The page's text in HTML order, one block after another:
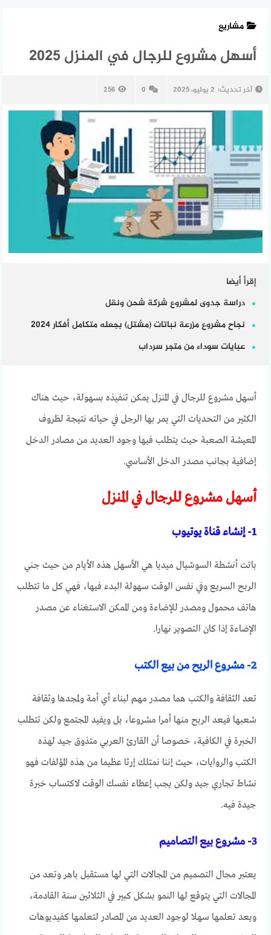
مشاريع
أسهل مشروع للرجال في المنزل 2025
آخر تحديث: 2 يوليو، 2025 0
256
إقرأ أيضا
دراسة جدوى لمشروع شركة شحن ونقل
نجاح مشروع مزرعة نباتات (مشتل) بجعله متكامل أفكار 2024
عبايات سوداء من متجر سرداب
أسهل مشروع للرجال في المنزل يمكن تنفيذه بسهولة، حيث هناك
الكثير من التحديات التي يمر بها الرجل في حياته نتيجة لظروف
المعيشة الصعبة حيث يتطلب فيها وجود العديد من مصادر الدخل
إضافية بجانب مصدر الدخل الأساسي.
أسهل مشروع للرجال في المنزل
1- إنشاء قناة يوتيوب
باتت أنشطة السوشيال ميديا هي الأسهل هذه الأيام من حيث جني
الربح السريع وفي نفس الوقت سهولة البدء فيها، فهي كل ما تتطلب
هاتف محمول ومصدر للإضاءة ومن الممكن الاستغناء عن مصدر
الإضاءة إذا كان التصوير نهارا.
2- مشروع الربح من بيع الكتب
تعد الثقافة والكتب هما مصدر مهم لبناء أي أمة ولمجدها وثقافة
شعبها فيعد الربح منها أمرا مشروعا، بل ويفيد المجتمع ولكن تتطلب
الخبرة في الكافية، خصوصا أن القارئ العربي متذوق جيد لهذه
الكتب والروايات، حيث إننا نمتلك إرثا عظيما من هذه المؤلفات فهو
نشاط تجاري جيد ولكن يجب إعطاء نفسك الوقت لاكتساب خبرة
جيدة فيه.
3- مشروع بيع التصاميم
يعتبر مجال التصميم من المجالات التي لها مستقبل باهر وتعد من
المجالات التي يتوقع لها النمو بشكل كبير في الثلاثين سنة القادمة،
ويعد تعلمها سهلا لوجود العديد من المصادر لتعلمها كفيديوهات